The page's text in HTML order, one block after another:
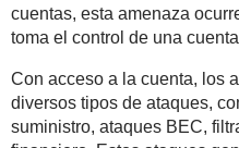
cuentas, esta amenaza
toma el control de una
Con acceso a la cuenta, los
diversos tipos de ataques,
suministro, ataques BEC,